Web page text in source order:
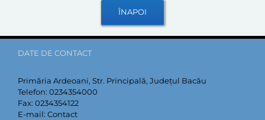
DATE DE CONTACT
Primăria Ardeoani, Str. Principală, Județul Bacău
Telefon: 0234354000
Fax: 0234354122
E-mail: Contact